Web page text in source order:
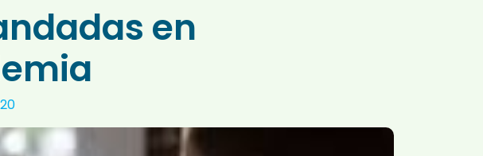
en